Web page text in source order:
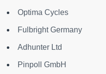
Optima Cycles
Fulbright Germany
Adhunter Ltd
Pinpoll GmbH